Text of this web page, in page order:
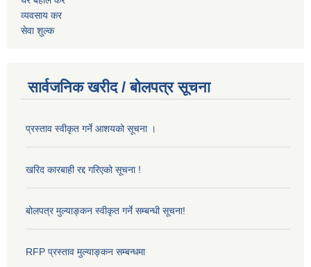
व्यवसाय कर
सेवा शुल्क
सार्वजनिक खरीद / बोलपत्र सूचना
प्रस्ताव स्वीकृत गर्ने आशयको सूचना ।
खरिद कारबाही रद्द गरिएको सूचना !
बोलपत्र मुल्याङ्कन स्वीकृत गर्ने सम्बन्धी सूचना!
RFP प्रस्ताव मुल्याङ्कन सम्बन्धमा